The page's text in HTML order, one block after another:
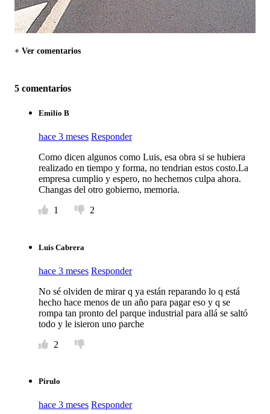
+ Ver comentarios
5 comentarios
Emilio B
hace 3 meses Responder
Como dicen algunos como Luis, esa obra si se hubiera
realizado en tiempo y forma, no tendrian estos costo.La
empresa cumplio y espero, no hechemos culpa ahora.
Changas del otro gobierno, memoria.
1
2
Luis Cabrera
hace 3 meses Responder
No sé olviden de mirar q ya están reparando lo q está
hecho hace menos de un año para pagar eso y q se
rompa tan pronto del parque industrial para allá se saltó
todo y le isieron uno parche
2
Pirulo
hace 3 meses Responder